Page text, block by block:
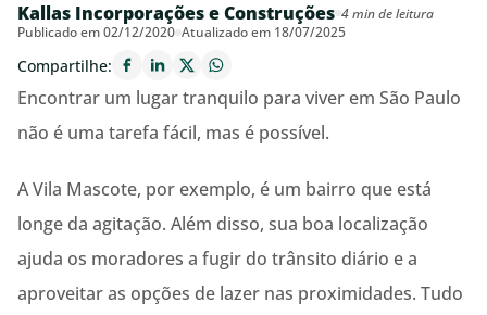
Kallas Incorporações e Construções 4 min de leitura
Publicado em 02/12/2020 Atualizado em 18/07/2025
Compartilhe:
Encontrar um lugar tranquilo para viver em São Paulo
não é uma tarefa fácil, mas é possível.
A Vila Mascote, por exemplo, é um bairro que está
longe da agitação. Além disso, sua boa localização
ajuda os moradores a fugir do trânsito diário e a
aproveitar as opções de lazer nas proximidades. Tudo